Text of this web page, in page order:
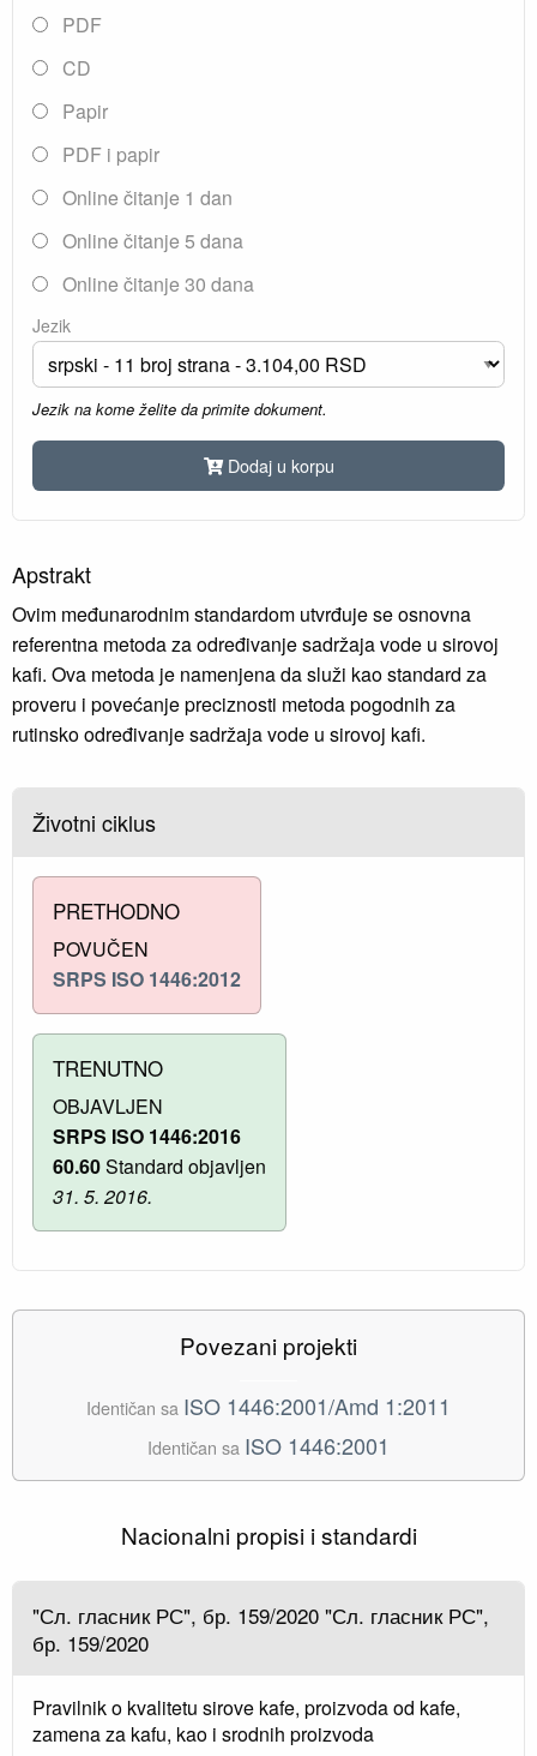
PDF
CD
Papir
PDF i papir
Online čitanje 1 dan
Online čitanje 5 dana
Online čitanje 30 dana
Jezik
Jezik na kome želite da primite dokument.
Dodaj u korpu
Apstrakt
Ovim međunarodnim standardom utvrđuje se osnovna
referentna metoda za određivanje sadržaja vode u sirovoj
kafi. Ova metoda je namenjena da služi kao standard za
proveru i povećanje preciznosti metoda pogodnih za
rutinsko određivanje sadržaja vode u sirovoj kafi.
Životni ciklus
PRETHODNO
POVUČEN
SRPS ISO 1446:2012
TRENUTNO
OBJAVLJEN
SRPS ISO 1446:2016
60.60Standard objavljen
31. 5. 2016.
Povezani projekti
Identičan sa ISO 1446:2001/Amd 1:2011
Identičan sa ISO 1446:2001
Nacionalni propisi i standardi
"Сл. гласник РС", бр. 159/2020 "Сл. гласник РС",
бр. 159/2020
Pravilnik o kvalitetu sirove kafe, proizvoda od kafe,
zamena za kafu, kao i srodnih proizvoda